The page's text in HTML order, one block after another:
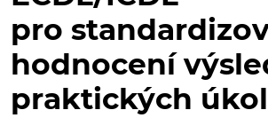
pro
hodnocení
praktických